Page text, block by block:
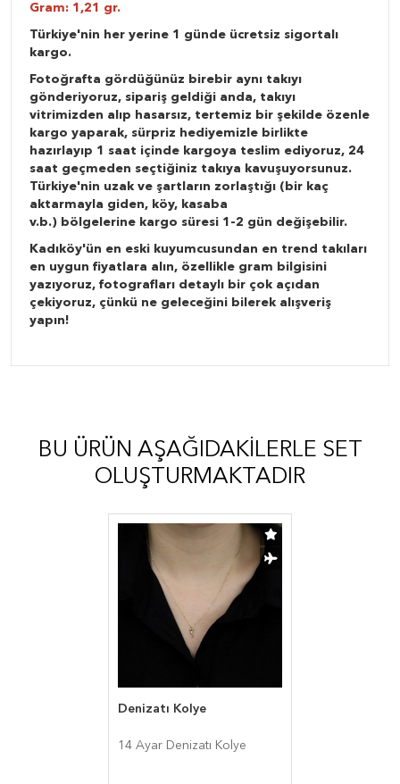
Gram: 1,21 gr.
Türkiye'nin her yerine 1 günde ücretsiz sigortalı
kargo.
Fotoğrafta gördüğünüz birebir aynı takıyı
gönderiyoruz, sipariş geldiği anda, takıyı
vitrimizden alıp hasarsız, tertemiz bir şekilde özenle
kargo yaparak, sürpriz hediyemizle birlikte
hazırlayıp 1 saat içinde kargoya teslim ediyoruz, 24
saat geçmeden seçtiğiniz takıya kavuşuyorsunuz.
Türkiye'nin uzak ve şartların zorlaştığı (bir kaç
aktarmayla giden, köy, kasaba
v.b.) bölgelerine kargo süresi 1-2 gün değişebilir.
Kadıköy'ün en eski kuyumcusundan en trend takıları
en uygun fiyatlara alın, özellikle gram bilgisini
yazıyoruz, fotografları detaylı bir çok açıdan
çekiyoruz, çünkü ne geleceğini bilerek alışveriş
yapın!
BU ÜRÜN AŞAĞIDAKILERLE SET
OLUŞTURMAKTADIR
Denizatı Kolye
14 Ayar Denizatı Kolye